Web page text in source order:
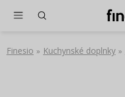
Finesio » Kuchynské doplnky »